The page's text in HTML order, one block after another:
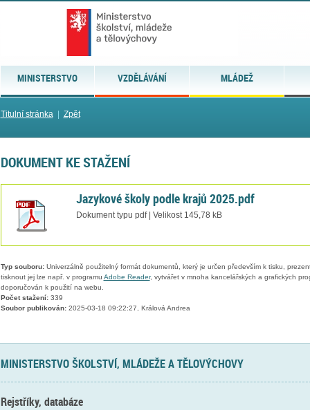
MINISTERSTVO VZDĚLÁVÁNÍ MLÁDEŽ
Titulní stránka| Zpět
DOKUMENT KE STAŽENÍ
Jazykové školy podle krajů 2025.pdf
Dokument typu pdf | Velikost 145,78 kB
Typ souboru:Univerzálně použitelný formát dokumentů, který je určen především k tisku,
tisknout jej lze např. v programu Adobe Reader, vytvářet v mnoha kancelářských a grafických
doporučován k použití na webu.
Počet stažení:339
Soubor publikován:2025-03-18 09:22:27, Králová Andrea
MINISTERSTVO ŠKOLSTVÍ, MLÁDEŽE A TĚLOVÝCHOVY
Rejstříky, databáze